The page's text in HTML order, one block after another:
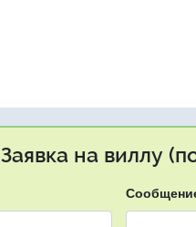
Заявка на виллу